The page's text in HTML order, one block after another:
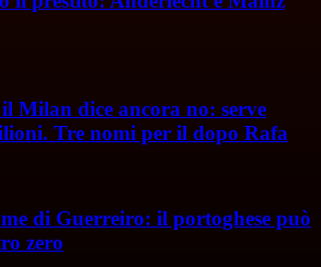
Milan dice ancora no: serve
Tre nomi per il dopo Rafa
di Guerreiro: il portoghese può
zero